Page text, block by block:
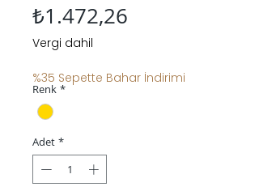
₺1.472,26
Vergi dahil
%35 Sepette Bahar İndirimi
Renk *
Adet *